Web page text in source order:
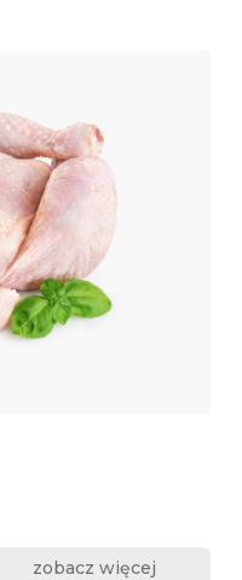
zobacz więcej